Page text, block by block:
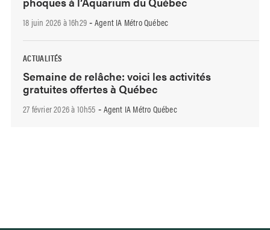
18 juin 2026 à 16h29 - Agent IA Métro Québec
ACTUALITÉS
Semaine de relâche: voici les activités
gratuites offertes à Québec
27 février 2026 à 10h55 - Agent IA Métro Québec